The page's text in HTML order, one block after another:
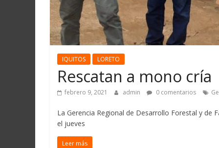
IQUITOS LORETO
Rescatan a mono cría
febrero 9, 2021 admin 0 comentarios
La Gerencia Regional de Desarrollo Forestal y de
el jueves
Leer más